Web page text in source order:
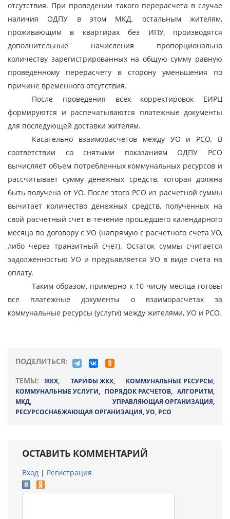
отсутствия. При проведении такого перерасчета в случае
наличия ОДПУ в этом МКД, остальным жителям,
проживающим в квартирах без ИПУ, производятся
дополнительные начисления пропорционально
количеству зарегистрированных на общую сумму равную
проведенному перерасчету в сторону уменьшения по
причине временного отсутствия.
После проведения всех корректировок ЕИРЦ
формируются и распечатываются платежные документы
для последующей доставки жителям.
Касательно взаиморасчетов между УО и РСО. В
соответствии со снятыми показаниям ОДПУ РСО
вычисляет объем потребленных коммунальных ресурсов и
рассчитывает сумму денежных средств, которая должна
быть получена от УО. После этого РСО из расчетной суммы
вычитает количество денежных средств, полученных на
свой расчетный счет в течение прошедшего календарного
месяца по договору с УО (напрямую с расчетного счета УО,
либо через транзитный счет). Остаток суммы считается
задолженностью УО и предъявляется УО в виде счета на
оплату.
Таким образом, примерно к 10 числу месяца готовы
все платежные документы о взаиморасчетах за
коммунальные ресурсы (услуги) между жителями, УО и РСО.
ПОДЕЛИТЬСЯ:
ТЕМЫ:
ЖКХ, ТАРИФЫ ЖКХ, КОММУНАЛЬНЫЕ РЕСУРСЫ,
КОММУНАЛЬНЫЕ УСЛУГИ, ПОРЯДОК РАСЧЕТОВ, АЛГОРИТМ,
МКД, УПРАВЛЯЮЩАЯ ОРГАНИЗАЦИЯ,
РЕСУРСОСНАБЖАЮЩАЯ ОРГАНИЗАЦИЯ,УО, РСО
ОСТАВИТЬ КОММЕНТАРИЙ
Вход | Регистрация